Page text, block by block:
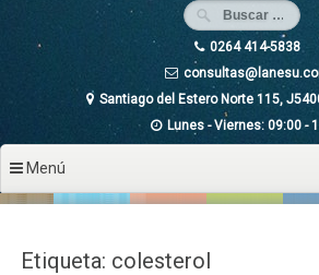
0264 414-5838
Santiago del Estero Norte 115,
Lunes - Viernes: 09:00 -
Menú
Etiqueta: colesterol